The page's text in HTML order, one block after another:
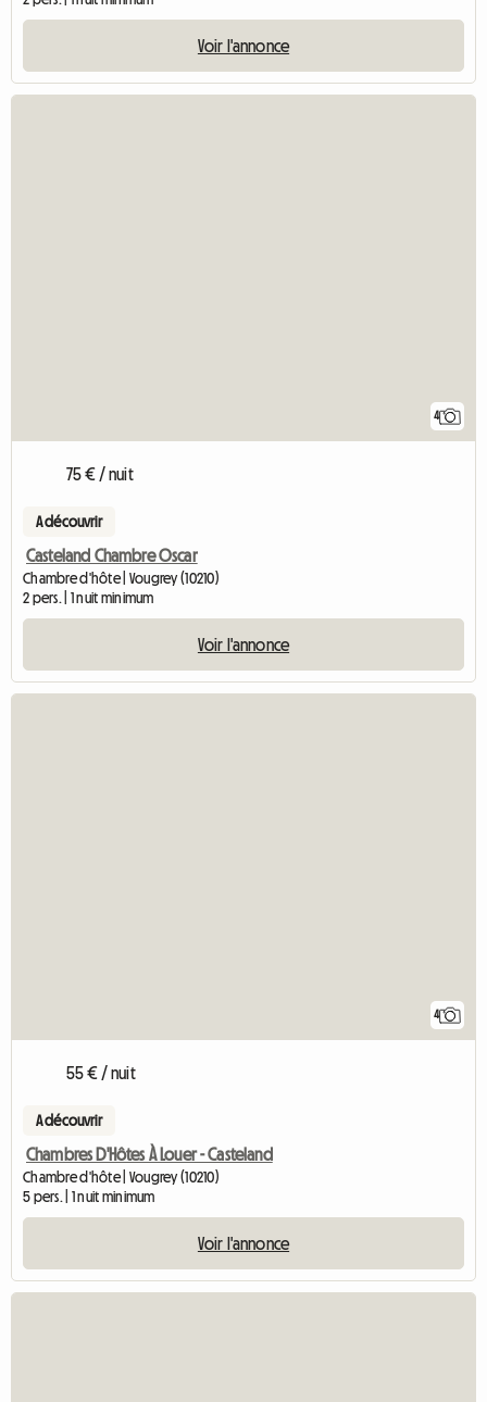
Voir l'annonce
4
75 € / nuit
A découvrir
Casteland Chambre Oscar
Chambre d'hôte | Vougrey (10210)
2 pers. | 1 nuit minimum
Voir l'annonce
4
55 € / nuit
A découvrir
Chambres D'Hôtes À Louer - Casteland
Chambre d'hôte | Vougrey (10210)
5 pers. | 1 nuit minimum
Voir l'annonce